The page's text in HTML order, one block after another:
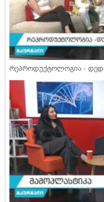
რეპროდუქტოლოგია -